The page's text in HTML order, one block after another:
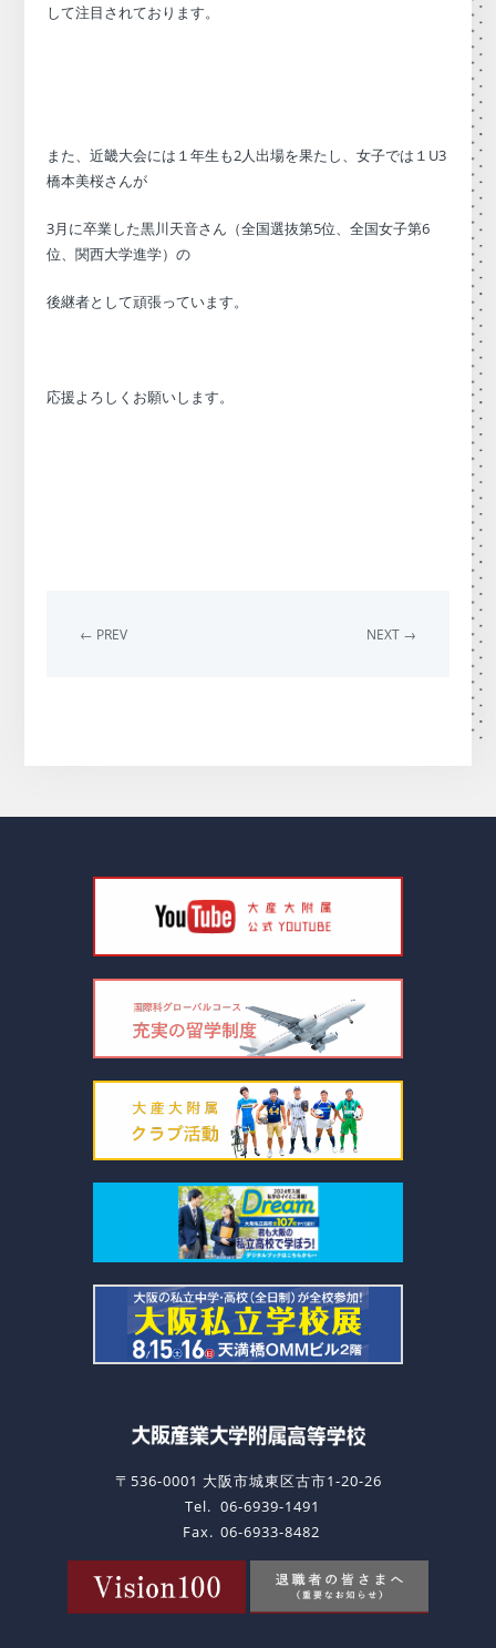
して注目されております。
また、近畿大会には１年生も2人出場を果たし、女子では１U3
橋本美桜さんが
3月に卒業した黒川天音さん（全国選抜第5位、全国女子第6
位、関西大学進学）の
後継者として頑張っています。
応援よろしくお願いします。
← PREV NEXT →
〒536-0001 大阪市城東区古市1-20-26
Tel. 06-6939-1491
Fax. 06-6933-8482